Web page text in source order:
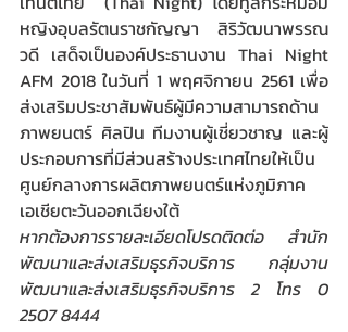
หญิงอุบลรัตนราชกัญญา สิริวัฒนาพรรณ
วดี เสด็จเป็นองค์ประธานงาน Thai Night
AFM 2018 ในวันที่ 1 พฤศจิกายน 2561 เพื่อ
ส่งเสริมประชาสัมพันธ์ผู้มีความสามารถด้าน
ภาพยนตร์ ศิลปิน ทีมงานผู้เชี่ยวชาญ และผู้
ประกอบการที่มีส่วนสร้างประเทศไทยให้เป็น
ศูนย์กลางการผลิตภาพยนตร์แห่งภูมิภาค
เอเชียตะวันออกเฉียงใต้
หากต้องการรายละเอียดโปรดติดต่อ สำนัก
พัฒนาและส่งเสริมธุรกิจบริการ กลุ่มงาน
พัฒนาและส่งเสริมธุรกิจบริการ 2 โทร 0
2507 8444